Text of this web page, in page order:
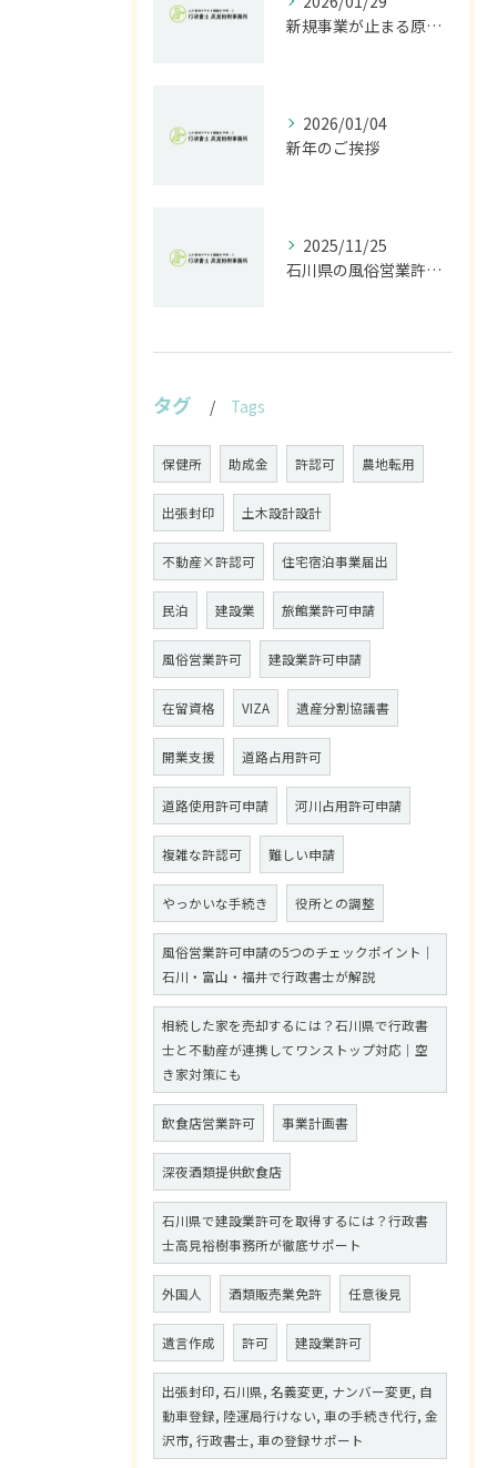
新規事業が止まる原因は法規制｜開発前に行うべきリスク診断とは
2026/01/04
新年のご挨拶
2025/11/25
石川県の風俗営業許可なら行政書士高見裕樹事務所｜金沢・野々市・白山対応｜警察事前相談から図面作成まで
タグ Tags
保健所 助成金 許認可 農地転用
出張封印 土木設計設計
不動産×許認可 住宅宿泊事業届出
民泊 建設業 旅館業許可申請
風俗営業許可 建設業許可申請
在留資格 VIZA 遺産分割協議書
開業支援 道路占用許可
道路使用許可申請 河川占用許可申請
複雑な許認可 難しい申請
やっかいな手続き 役所との調整
風俗営業許可申請の5つのチェックポイント｜
石川・富山・福井で行政書士が解説
相続した家を売却するには？石川県で行政書
士と不動産が連携してワンストップ対応｜空
き家対策にも
飲食店営業許可 事業計画書
深夜酒類提供飲食店
石川県で建設業許可を取得するには？行政書
士高見裕樹事務所が徹底サポート
外国人 酒類販売業免許 任意後見
遺言作成 許可 建設業許可
出張封印, 石川県, 名義変更, ナンバー変更, 自
動車登録, 陸運局行けない, 車の手続き代行, 金
沢市, 行政書士, 車の登録サポート